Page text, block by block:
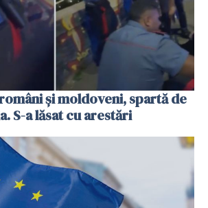
și moldoveni, spartă de
S-a lăsat cu arestări